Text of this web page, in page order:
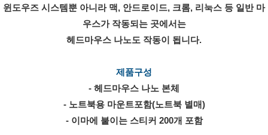
윈도우즈 시스템뿐 아니라 맥, 안드로이드, 크롬, 리눅스 등 일반 마
우스가 작동되는 곳에서는
헤드마우스 나노도 작동이 됩니다.
제품구성
- 헤드마우스 나노 본체
- 노트북용 마운트포함(노트북 별매)
- 이마에 붙이는 스티커 200개 포함